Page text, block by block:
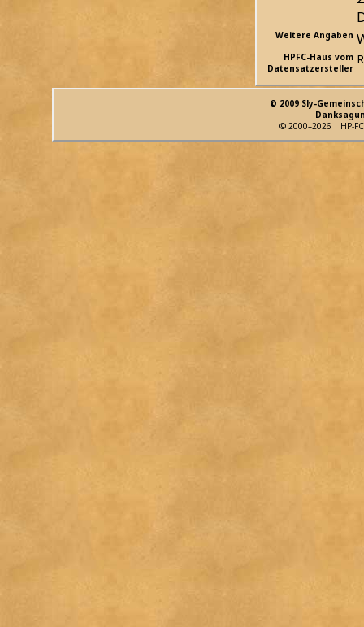
Weitere Angaben
HPFC-Haus vom
Datensatzersteller
© 2009 Sly-
© 2000–2026 | HP-